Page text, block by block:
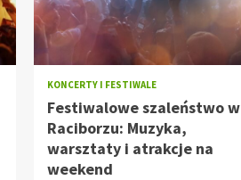
KONCERTY I FESTIWALE
Festiwalowe szaleństwo w
Raciborzu: Muzyka,
warsztaty i atrakcje na
weekend